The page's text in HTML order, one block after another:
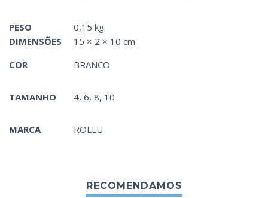
PESO
0,15 kg
DIMENSÕES
15 × 2 × 10 cm
COR
BRANCO
TAMANHO 4, 6, 8, 10
MARCA ROLLU
RECOMENDAMOS